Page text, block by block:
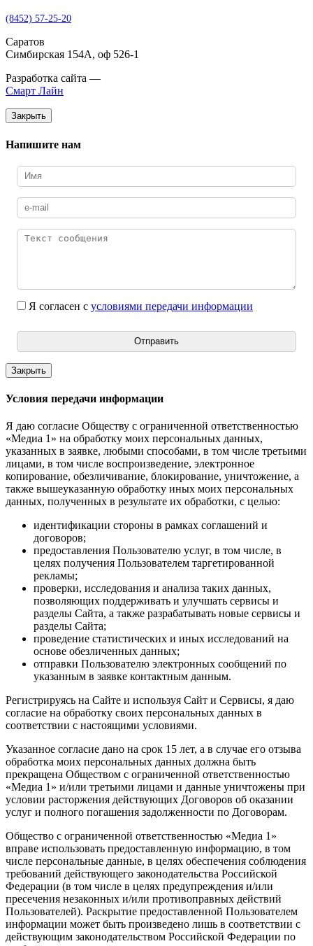
(8452) 57-25-20
Саратов
Симбирская 154А, оф 526-1
Разработка сайта —
Смарт Лайн
Закрыть
Напишите нам
Я согласен с условиями передачи информации
Отправить
Закрыть
Условия передачи информации
Я даю согласие Обществу с ограниченной ответственностью
«Медиа 1» на обработку моих персональных данных,
указанных в заявке, любыми способами, в том числе третьими
лицами, в том числе воспроизведение, электронное
копирование, обезличивание, блокирование, уничтожение, а
также вышеуказанную обработку иных моих персональных
данных, полученных в результате их обработки, с целью:
идентификации стороны в рамках соглашений и
договоров;
предоставления Пользователю услуг, в том числе, в
целях получения Пользователем таргетированной
рекламы;
проверки, исследования и анализа таких данных,
позволяющих поддерживать и улучшать сервисы и
разделы Сайта, а также разрабатывать новые сервисы и
разделы Сайта;
проведение статистических и иных исследований на
основе обезличенных данных;
отправки Пользователю электронных сообщений по
указанным в заявке контактным данным.
Регистрируясь на Сайте и используя Сайт и Сервисы, я даю
согласие на обработку своих персональных данных в
соответствии с настоящими условиями.
Указанное согласие дано на срок 15 лет, а в случае его отзыва
обработка моих персональных данных должна быть
прекращена Обществом с ограниченной ответственностью
«Медиа 1» и/или третьими лицами и данные уничтожены при
условии расторжения действующих Договоров об оказании
услуг и полного погашения задолженности по Договорам.
Общество с ограниченной ответственностью «Медиа 1»
вправе использовать предоставленную информацию, в том
числе персональные данные, в целях обеспечения соблюдения
требований действующего законодательства Российской
Федерации (в том числе в целях предупреждения и/или
пресечения незаконных и/или противоправных действий
Пользователей). Раскрытие предоставленной Пользователем
информации может быть произведено лишь в соответствии с
действующим законодательством Российской Федерации по